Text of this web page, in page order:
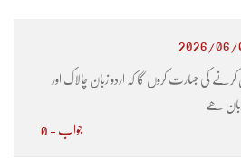
2026/06/
کی جسارت کروں گا کہ اردو زبان چالاک اور
ھے
جواب - 0